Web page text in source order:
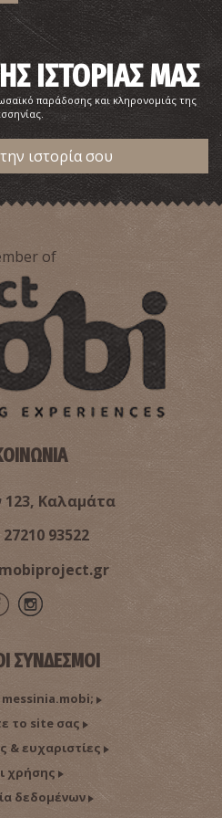
ΙΣΤΟΡΙΑΣ ΜΑΣ
παράδοσης και κληρονομιάς της
ιστορία σου
of
Καλαμάτα
93522
ΣΥΝΔΕΣΜΟΙ
messinia.mobi;
το site σας
& ευχαριστίες
χρήσης
δεδομένων